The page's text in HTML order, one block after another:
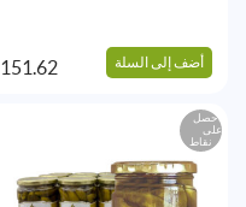
أضف إلى السلة 151.62
احصل
على
نقاط